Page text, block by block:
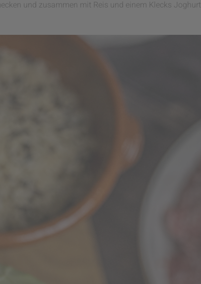
und zusammen mit Reis und einem Klecks Joghurt